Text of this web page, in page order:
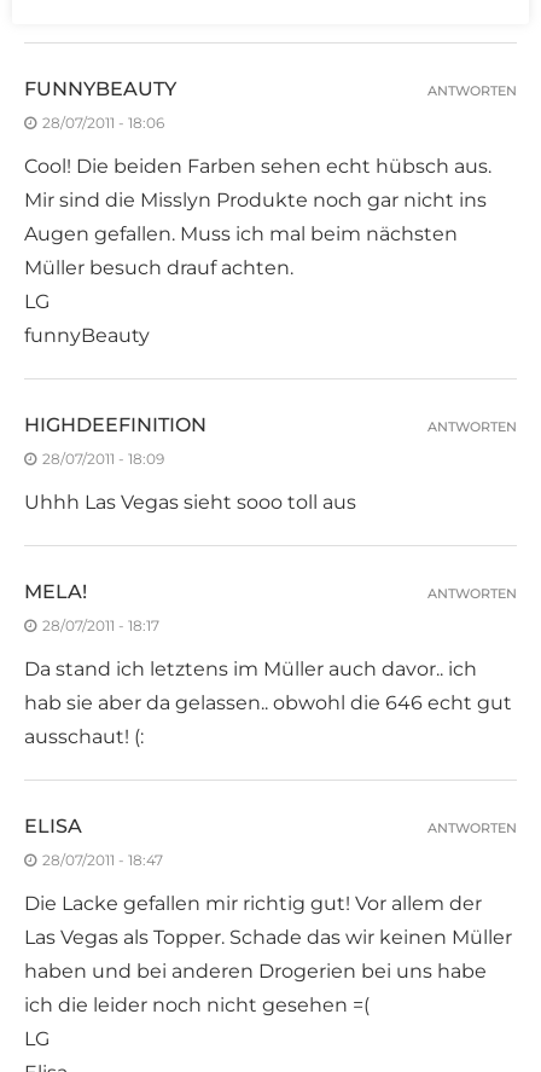
FUNNYBEAUTY
28/07/2011 - 18:06
Cool! Die beiden Farben sehen echt hübsch aus.
Mir sind die Misslyn Produkte noch gar nicht ins
Augen gefallen. Muss ich mal beim nächsten
Müller besuch drauf achten.
LG
funnyBeauty
ANTWORTEN
HIGHDEEFINITION
28/07/2011 - 18:09
Uhhh Las Vegas sieht sooo toll aus
ANTWORTEN
MELA!
28/07/2011 - 18:17
Da stand ich letztens im Müller auch davor.. ich
hab sie aber da gelassen.. obwohl die 646 echt gut
ausschaut! (:
ANTWORTEN
ELISA
28/07/2011 - 18:47
Die Lacke gefallen mir richtig gut! Vor allem der
Las Vegas als Topper. Schade das wir keinen Müller
haben und bei anderen Drogerien bei uns habe
ich die leider noch nicht gesehen =(
LG
ANTWORTEN